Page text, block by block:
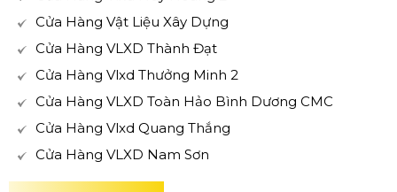
Cửa Hàng Vật Liệu Xây Dựng
Cửa Hàng VLXD Thành Đạt
Cửa Hàng Vlxd Thưởng Minh 2
Cửa Hàng VLXD Toàn Hảo Bình Dương CMC
Cửa Hàng Vlxd Quang Thắng
Cửa Hàng VLXD Nam Sơn